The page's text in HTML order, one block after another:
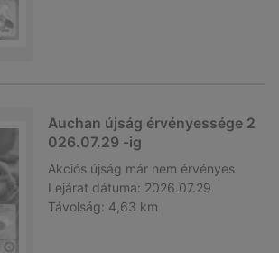
Auchan újság érvényessége 2
026.07.29 -ig
Akciós újság már nem érvényes
Lejárat dátuma: 2026.07.29
Távolság: 4,63 km